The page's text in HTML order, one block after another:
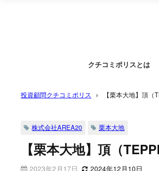
クチコミポリスとは
投資顧問クチコミポリス 【栗本大地】頂
株式会社AREA20 栗本大地
【栗本大地】頂（
2023年2月17日 2024年12月10日